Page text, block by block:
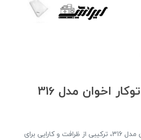
اخوان مدل 316
سینک استیل توکار اخوان مدل 316، ترکیبی از ظرافت و کارایی برای